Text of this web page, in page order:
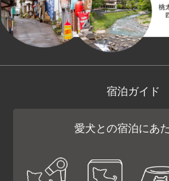
宿泊ガイド
愛犬との宿泊にあ